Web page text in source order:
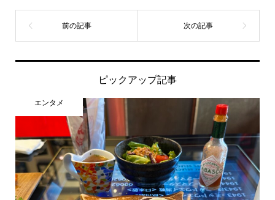
ピックアップ記事
エンタメ